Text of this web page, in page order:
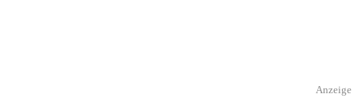
Anzeige